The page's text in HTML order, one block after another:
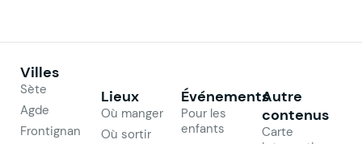
Villes
Sète
Agde
Frontignan
Lieux
Où manger
Où sortir
Événements
Pour les
enfants
Autre
contenus
Carte